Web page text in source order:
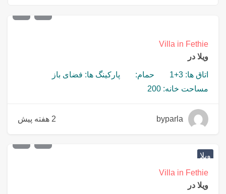
Villa in Fethie
ویلا در
اتاق ها: 3+1 حمام:
پارکینگ ها: فضای باز
مساحت خانه: 200
byparla 2 هفته پیش
ویلا
Villa in Fethie
ویلا در